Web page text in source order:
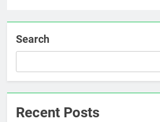
Search
Recent Posts